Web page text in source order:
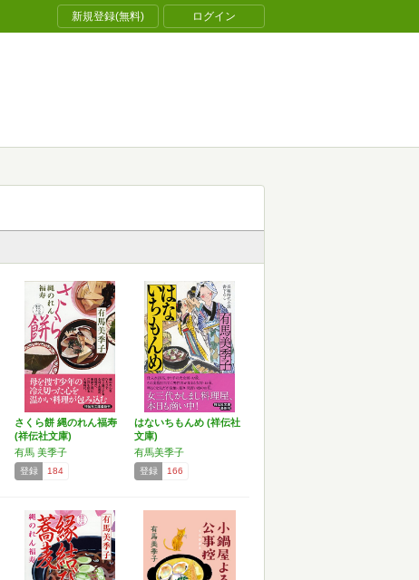
新規登録(無料) ログイン
さくら餅 縄のれん福寿
(祥伝社文庫)
有馬 美季子
登録 184
はないちもんめ (祥伝社
文庫)
有馬美季子
登録 166